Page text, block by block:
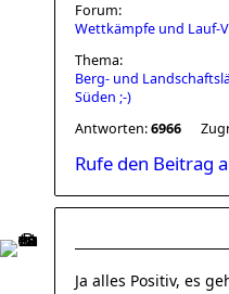
Forum:
Wettkämpfe und Lauf-
Thema:
Berg- und
Süden ;-)
Antworten:6966
Rufe den Beitrag
Ja alles Positiv, es